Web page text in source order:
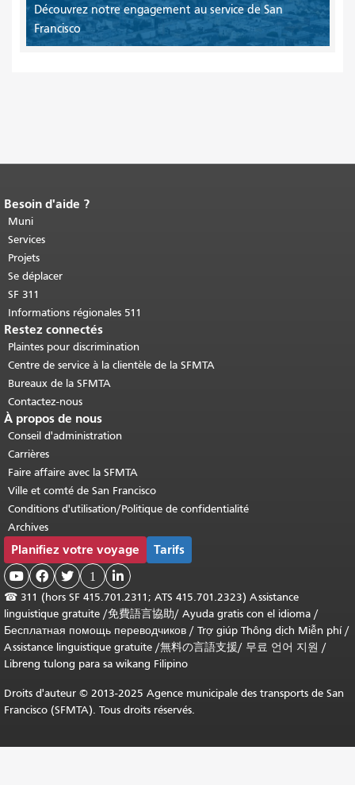
Découvrez notre engagement au service de San
Francisco
Fin du contenu de la page.
cette page se répète sur chaque page.
Retour au haut du contenu principal
Besoin d'aide ?
Muni
Services
Projets
Se déplacer
SF 311
Informations régionales 511
Restez connectés
Plaintes pour discrimination
Centre de service à la clientèle de la SFMTA
Bureaux de la SFMTA
Contactez-nous
À propos de nous
Conseil d'administration
Carrières
Faire affaire avec la SFMTA
Ville et comté de San Francisco
Conditions d'utilisation/Politique de confidentialité
Archives
Planifiez votre voyage Tarifs
   1 
☎ 311 (hors SF 415.701.2311; ATS 415.701.2323) Assistance
linguistique gratuite /免費語言協助/ Ayuda gratis con el idioma /
Бесплатная помощь переводчиков / Trợ giúp Thông dịch Miễn phí/
Assistance linguistique gratuite /無料の言語支援/ 무료 언어 지원 /
Libreng tulong para sa wikang Filipino
Droits d'auteur © 2013-2025 Agence municipale des transports de San
Francisco (SFMTA). Tous droits réservés.